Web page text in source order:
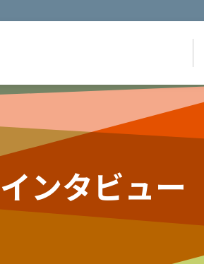
ンタビュー